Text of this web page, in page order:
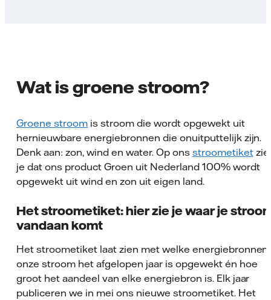
Wat is groene stroom?
Groene stroomis stroom die wordt opgewekt uit
hernieuwbare energiebronnen die onuitputtelijk zijn.
Denk aan: zon, wind en water. Op ons stroometiketzie
je dat ons product Groen uit Nederland 100% wordt
opgewekt uit wind en zon uit eigen land.
Het stroometiket: hier zie je waar je
vandaan komt
Het stroometiket laat zien met welke energiebronnen
onze stroom het afgelopen jaar is opgewekt én hoe
groot het aandeel van elke energiebron is. Elk jaar
publiceren we in mei ons nieuwe stroometiket. Het